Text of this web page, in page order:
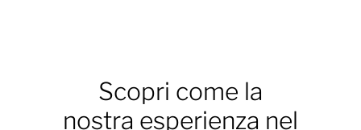
Scopri come la
nostra esperienza nel